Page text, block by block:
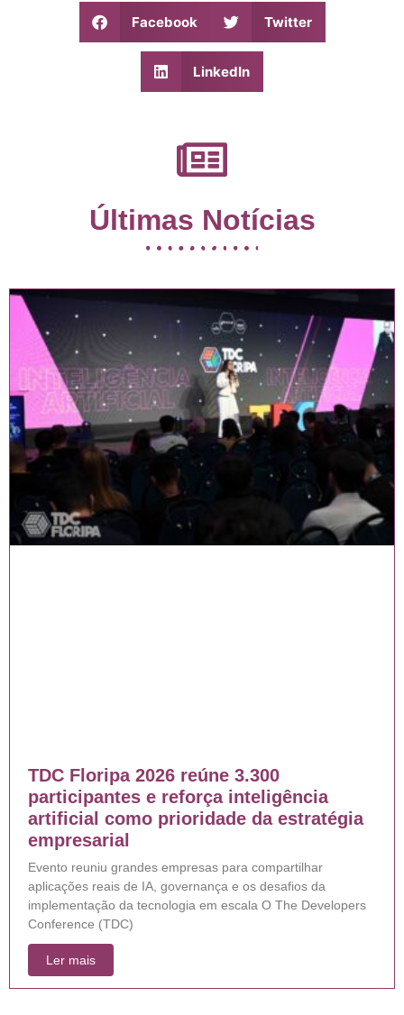
Facebook Twitter
LinkedIn
Últimas Notícias
TDC Floripa 2026 reúne 3.300
participantes e reforça inteligência
artificial como prioridade da estratégia
empresarial
Evento reuniu grandes empresas para compartilhar
aplicações reais de IA, governança e os desafios da
implementação da tecnologia em escala O The Developers
Conference (TDC)
Ler mais